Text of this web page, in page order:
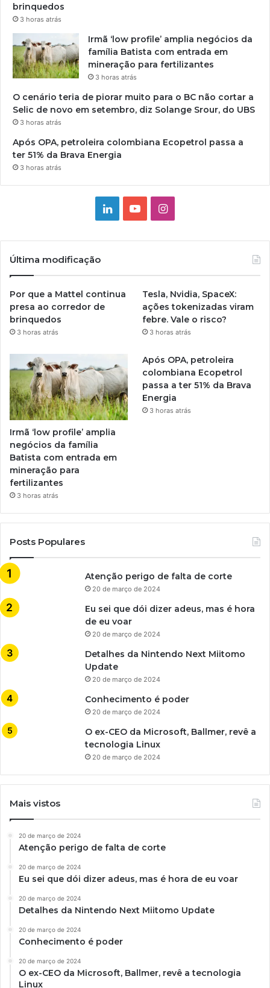
brinquedos
3 horas atrás
Irmã ‘low profile’ amplia negócios da
família Batista com entrada em
mineração para fertilizantes
3 horas atrás
O cenário teria de piorar muito para o BC não cortar a
Selic de novo em setembro, diz Solange Srour, do UBS
3 horas atrás
Após OPA, petroleira colombiana Ecopetrol passa a
ter 51% da Brava Energia
3 horas atrás
LinkedinYouTubeInstagram
Última modificação
Por que a Mattel continua
presa ao corredor de
brinquedos
3 horas atrás
Tesla, Nvidia, SpaceX:
ações tokenizadas viram
febre. Vale o risco?
3 horas atrás
Irmã ‘low profile’ amplia
negócios da família
Batista com entrada em
mineração para
fertilizantes
3 horas atrás
Após OPA, petroleira
colombiana Ecopetrol
passa a ter 51% da Brava
Energia
3 horas atrás
Posts Populares
Atenção perigo de falta de corte
20 de março de 2024
Eu sei que dói dizer adeus, mas é hora
de eu voar
20 de março de 2024
Detalhes da Nintendo Next Miitomo
Update
20 de março de 2024
Conhecimento é poder
20 de março de 2024
O ex-CEO da Microsoft, Ballmer, revê a
tecnologia Linux
20 de março de 2024
Mais vistos
20 de março de 2024
Atenção perigo de falta de corte
20 de março de 2024
Eu sei que dói dizer adeus, mas é hora de eu voar
20 de março de 2024
Detalhes da Nintendo Next Miitomo Update
20 de março de 2024
Conhecimento é poder
20 de março de 2024
O ex-CEO da Microsoft, Ballmer, revê a tecnologia
Linux